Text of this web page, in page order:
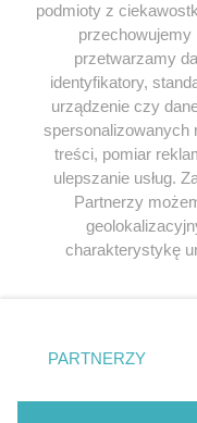
SERWIS
SPOŁECZNOŚĆ
WSPÓŁPRACA
KONTAKT
ODWIEDŹ
podmioty z
przechowujemy
przetwarzamy
identyfikatory,
urządzenie czy
spersonalizowanych
treści, pomiar
ulepszanie usług.
Partnerzy
charakterystykę
zmienić/wycofać
znajdujący się w
użytkownika, ale
PARTNERZY